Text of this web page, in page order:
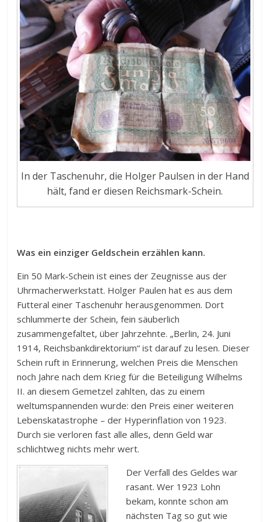
In der Taschenuhr, die Holger Paulsen in der Hand
hält, fand er diesen Reichsmark-Schein.
Was ein einziger Geldschein erzählen kann.
Ein 50 Mark-Schein ist eines der Zeugnisse aus der
Uhrmacherwerkstatt. Holger Paulen hat es aus dem
Futteral einer Taschenuhr herausgenommen. Dort
schlummerte der Schein, fein säuberlich
zusammengefaltet, über Jahrzehnte. „Berlin, 24. Juni
1914, Reichsbankdirektorium“ ist darauf zu lesen. Dieser
Schein ruft in Erinnerung, welchen Preis die Menschen
noch Jahre nach dem Krieg für die Beteiligung Wilhelms
II. an diesem Gemetzel zahlten, das zu einem
weltumspannenden wurde: den Preis einer weiteren
Lebenskatastrophe – der Hyperinflation von 1923.
Durch sie verloren fast alle alles, denn Geld war
schlichtweg nichts mehr wert.
Der Verfall des Geldes war
rasant. Wer 1923 Lohn
bekam, konnte schon am
nächsten Tag so gut wie